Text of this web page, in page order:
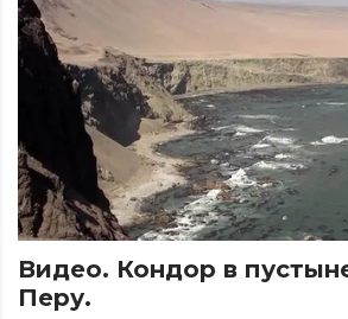
Видео. Кондор в
Перу.